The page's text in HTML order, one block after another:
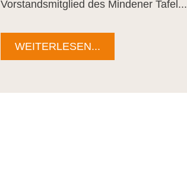
Vorstandsmitglied des Mindener Tafel...
WEITERLESEN...